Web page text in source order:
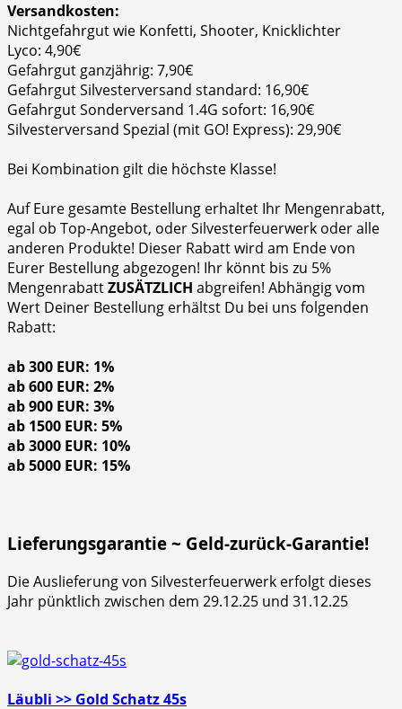
Versandkosten:
Nichtgefahrgut wie Konfetti, Shooter, Knicklichter
Lyco: 4,90€
Gefahrgut ganzjährig: 7,90€
Gefahrgut Silvesterversand standard: 16,90€
Gefahrgut Sonderversand 1.4G sofort: 16,90€
Silvesterversand Spezial (mit GO! Express): 29,90€
Bei Kombination gilt die höchste Klasse!
Auf Eure gesamte Bestellung erhaltet Ihr Mengenrabatt,
egal ob Top-Angebot, oder Silvesterfeuerwerk oder alle
anderen Produkte! Dieser Rabatt wird am Ende von
Eurer Bestellung abgezogen! Ihr könnt bis zu 5%
MengenrabattZUSÄTZLICH abgreifen! Abhängig vom
Wert Deiner Bestellung erhältst Du bei uns folgenden
Rabatt:
ab 300 EUR: 1%
ab 600 EUR: 2%
ab 900 EUR: 3%
ab 1500 EUR: 5%
ab 3000 EUR: 10%
ab 5000 EUR: 15%
Lieferungsgarantie ~ Geld-zurück-Garantie!
Die Auslieferung von Silvesterfeuerwerk erfolgt dieses
Jahr pünktlich zwischen dem 29.12.25 und 31.12.25
Läubli >> Gold Schatz 45s